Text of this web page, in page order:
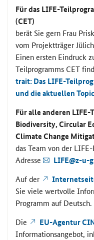
Für das LIFE-​
(CET)
berät Sie gern Frau
vom Pro­jekt­trä­ger
Einen ers­ten Ein­druck
Teilprogramms CET
trait: Das LIFE-​
und die ak­tu­el­len
Für alle an­de­ren LIFE-​
Biodiversity,Circular
Climate Change
das Team von der LIFE
Adresse
LIFE@z-u-
Auf der
Sie viele wert­vol­le
Programm auf Deutsch.
Die
EU-​Agentur
In­for­ma­ti­ons­an­ge­bot,